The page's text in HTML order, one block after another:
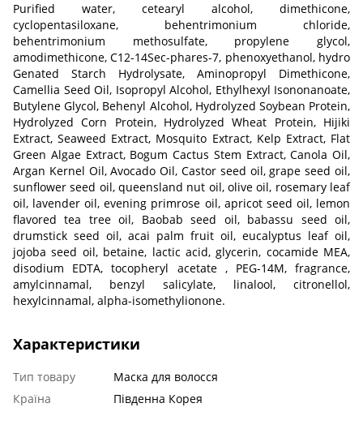
Purified water, cetearyl alcohol, dimethicone,
cyclopentasiloxane, behentrimonium chloride,
behentrimonium methosulfate, propylene glycol,
amodimethicone, C12-14Sec-phares-7, phenoxyethanol, hydro
Genated Starch Hydrolysate, Aminopropyl Dimethicone,
Camellia Seed Oil, Isopropyl Alcohol, Ethylhexyl Isononanoate,
Butylene Glycol, Behenyl Alcohol, Hydrolyzed Soybean Protein,
Hydrolyzed Corn Protein, Hydrolyzed Wheat Protein, Hijiki
Extract, Seaweed Extract, Mosquito Extract, Kelp Extract, Flat
Green Algae Extract, Bogum Cactus Stem Extract, Canola Oil,
Argan Kernel Oil, Avocado Oil, Castor seed oil, grape seed oil,
sunflower seed oil, queensland nut oil, olive oil, rosemary leaf
oil, lavender oil, evening primrose oil, apricot seed oil, lemon
flavored tea tree oil, Baobab seed oil, babassu seed oil,
drumstick seed oil, acai palm fruit oil, eucalyptus leaf oil,
jojoba seed oil, betaine, lactic acid, glycerin, cocamide MEA,
disodium EDTA, tocopheryl acetate , PEG-14M, fragrance,
amylcinnamal, benzyl salicylate, linalool, citronellol,
hexylcinnamal, alpha-isomethylionone.
Характеристики
Тип товару
Маска для волосся
Країна
Південна Корея